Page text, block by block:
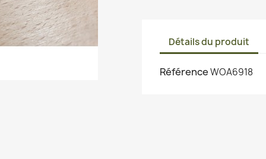
Détails du produit
RéférenceWOA6918